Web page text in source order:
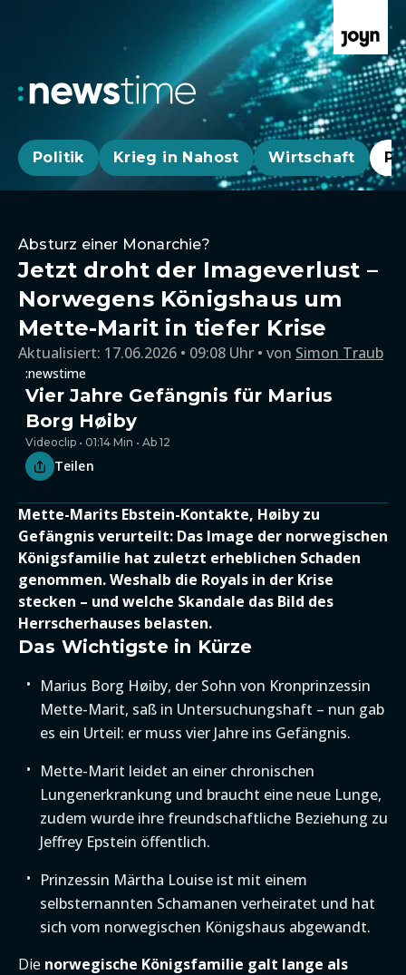
Politik Krieg in Nahost Wirtschaft
Absturz einer Monarchie?
Jetzt droht der Imageverlust –
Norwegens Königshaus um
Mette-Marit in tiefer Krise
Aktualisiert: 17.06.2026 • 09:08 Uhr von Simon Traub
:newstime
Vier Jahre Gefängnis für Marius
Borg Høiby
Videoclip • 01:14 Min • Ab 12
Teilen
Mette-Marits Ebstein-Kontakte, Høiby zu
Gefängnis verurteilt: Das Image der norwegischen
Königsfamilie hat zuletzt erheblichen Schaden
genommen. Weshalb die Royals in der Krise
stecken – und welche Skandale das Bild des
Herrscherhauses belasten.
Das Wichtigste in Kürze
Marius Borg Høiby, der Sohn von Kronprinzessin
Mette-Marit, saß in Untersuchungshaft – nun gab
es ein Urteil: er muss vier Jahre ins Gefängnis.
Mette-Marit leidet an einer chronischen
Lungenerkrankung und braucht eine neue Lunge,
zudem wurde ihre freundschaftliche Beziehung zu
Jeffrey Epstein öffentlich.
Prinzessin Märtha Louise ist mit einem
selbsternannten Schamanen verheiratet und hat
sich vom norwegischen Königshaus abgewandt.
Die norwegische Königsfamilie galt lange als